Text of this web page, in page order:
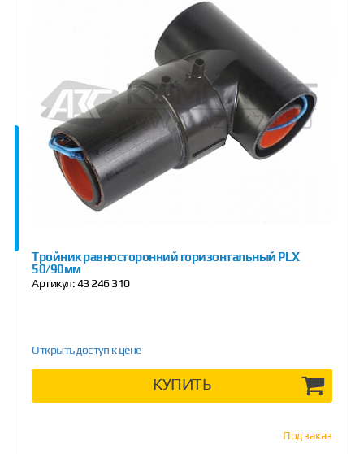
Тройник равносторонний горизонтальный PLX
50/90мм
Артикул:43 246 310
Открыть доступ к цене
КУПИТЬ
Под заказ